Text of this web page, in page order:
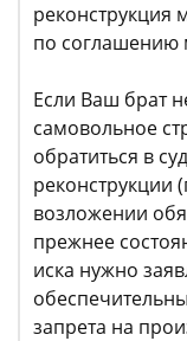
реконструкция
по соглашению
Если Ваш брат
самовольное
обратиться в
реконструкции
возложении
прежнее
иска нужно
запрета на